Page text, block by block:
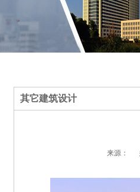
其它建筑设计
来源：